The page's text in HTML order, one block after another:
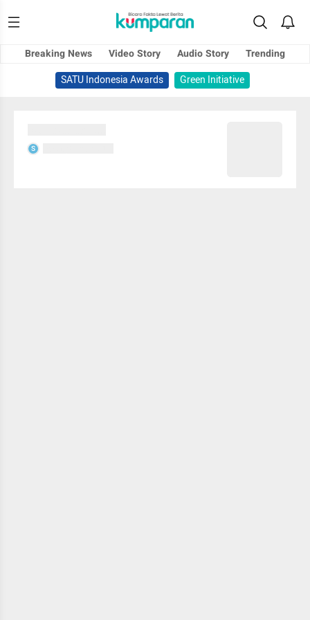
Breaking News Video Story Audio Story
Trending
SATU Indonesia Awards
Green Initiative
S